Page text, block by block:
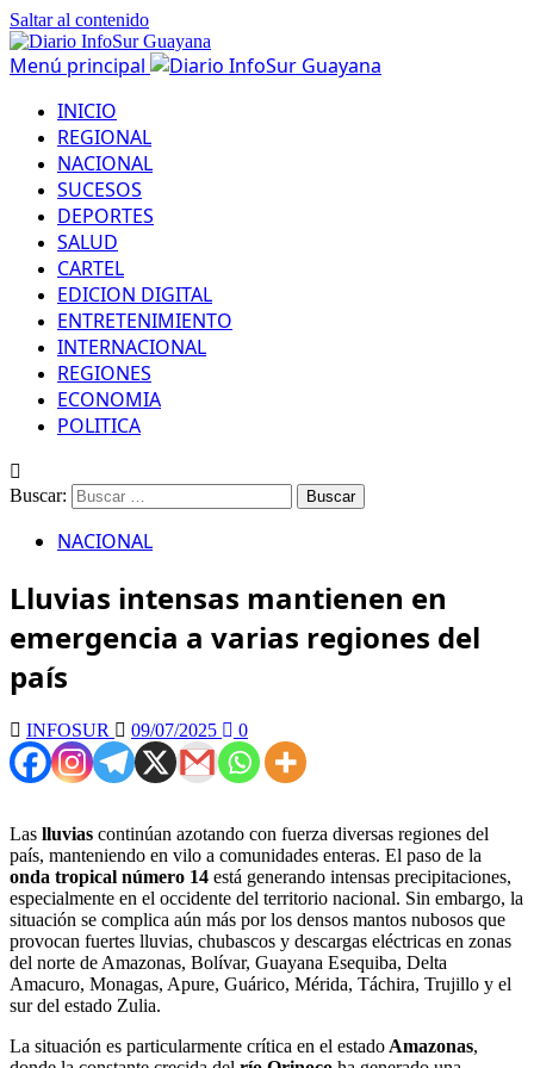
Saltar al contenido
Menú principal
INICIO
REGIONAL
NACIONAL
SUCESOS
DEPORTES
SALUD
CARTEL
EDICION DIGITAL
ENTRETENIMIENTO
INTERNACIONAL
REGIONES
ECONOMIA
POLITICA
Buscar:
NACIONAL
Lluvias intensas mantienen en
emergencia a varias regiones del
país
INFOSUR 09/07/2025 0
Las lluvias continúan azotando con fuerza diversas regiones del
país, manteniendo en vilo a comunidades enteras. El paso de la
onda tropical número 14 está generando intensas precipitaciones,
especialmente en el occidente del territorio nacional. Sin embargo, la
situación se complica aún más por los densos mantos nubosos que
provocan fuertes lluvias, chubascos y descargas eléctricas en zonas
del norte de Amazonas, Bolívar, Guayana Esequiba, Delta
Amacuro, Monagas, Apure, Guárico, Mérida, Táchira, Trujillo y el
sur del estado Zulia.
La situación es particularmente crítica en el estado Amazonas,